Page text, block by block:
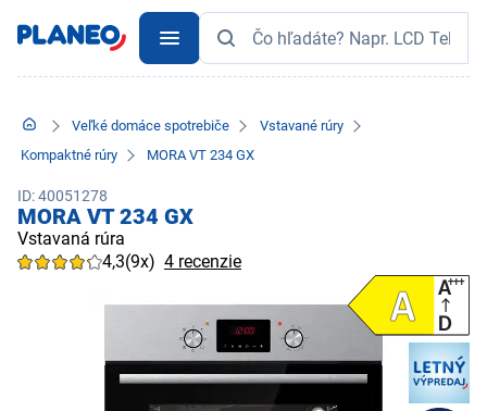
Veľké domáce spotrebiče
Vstavané rúry
Kompaktné rúry
MORA VT 234 GX
ID: 40051278
MORA VT 234 GX
Vstavaná rúra
4,3(9x) 4 recenzie